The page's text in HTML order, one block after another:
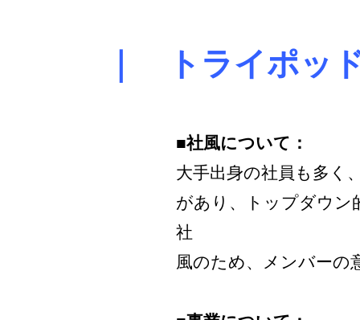
｜ トライポッ
■社風について：
大手出身の社員も多く
があり、トップダウン
社
風のため、メンバーの